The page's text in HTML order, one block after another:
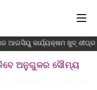
ଆଇସିୟୁ କାର୍ଯ୍ୟକ୍ଷମ ଖୁବ୍ ଶୀଘ୍ର
ଅନୁଗୁଳର ସୌମ୍ୟ